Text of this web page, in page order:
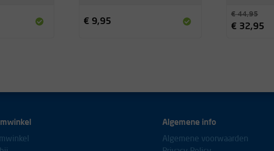
€ 9,95
€ 44,95
€ 32,95
Algemene info
Algemene voorwaarden